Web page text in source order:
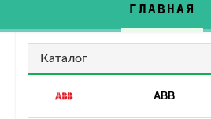
ГЛАВНАЯ
Каталог
ABB